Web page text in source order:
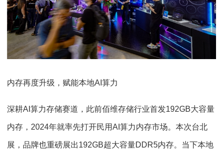
内存再度升级，赋能本地AI算力
深耕AI算力存储赛道，此前佰维存储行业首发192GB大容量
内存，2024年就率先打开民用AI算力内存市场。本次台北
展，品牌也重磅展出192GB超大容量DDR5内存。当下本地